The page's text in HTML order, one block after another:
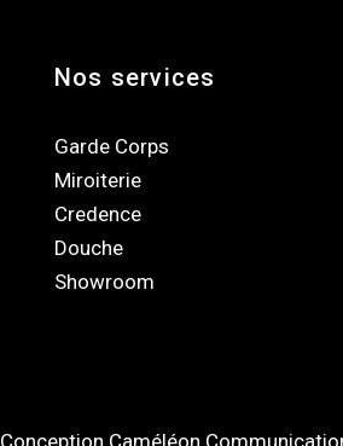
Nos services
Garde Corps
Miroiterie
Credence
Douche
Showroom
Conception Caméléon